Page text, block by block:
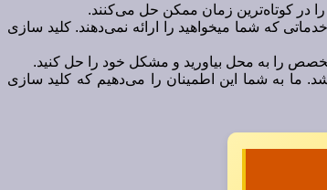
در کوتاه‌ترین زمان ممکن حل می‌کنند.
که شما میخواهید را ارائه نمی‌دهند. کلید سازی
را به محل بیاورید و مشکل خود را حل کنید.
ما به شما این اطمینان را می‌دهیم که کلید سازی